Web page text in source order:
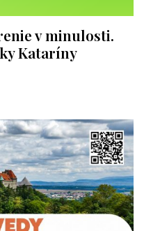
v minulosti.
Kataríny